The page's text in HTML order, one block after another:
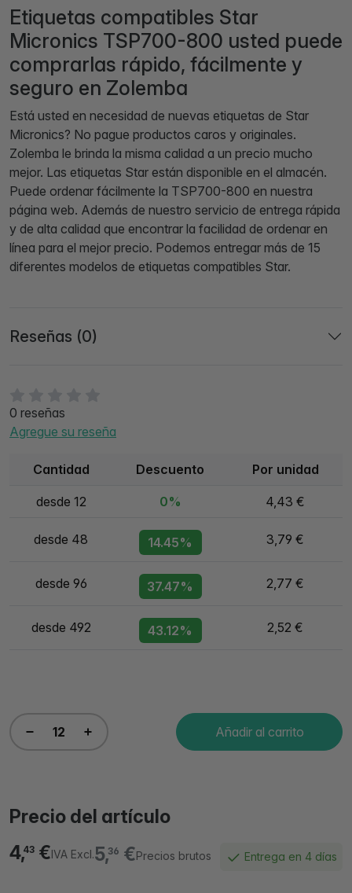
0 reseñas
Agregue su reseña
Cantidad Descuento Por unidad
desde 12 0% 4,43 €
desde 48 14.45% 3,79 €
desde 96 37.47% 2,77 €
desde 492 43.12% 2,52 €
Añadir al carrito
Precio del artículo
5,36 €Precios brutos
4,43 €IVA Excl. Entrega en 4 días
Etiquetas compatibles Star
Micronics TSP700-800 usted puede
comprarlas rápido, fácilmente y
seguro en Zolemba
Está usted en necesidad de nuevas etiquetas de Star
Micronics? No pague productos caros y originales.
Zolemba le brinda la misma calidad a un precio mucho
mejor. Las etiquetas Star están disponible en el almacén.
Puede ordenar fácilmente la TSP700-800 en nuestra
página web. Además de nuestro servicio de entrega rápida
y de alta calidad que encontrar la facilidad de ordenar en
línea para el mejor precio. Podemos entregar más de 15
diferentes modelos de etiquetas compatibles Star.
Reseñas (0)